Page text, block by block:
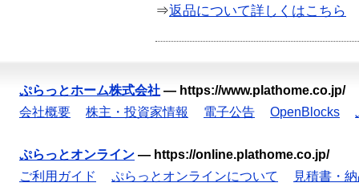
⇒返品について詳しくはこちら
ぷらっとホーム株式会社 — https://www.plathome.co.jp/
会社概要
株主・投資家情報 電子公告 OpenBlocks
ぷらっとオンライン — https://online.plathome.co.jp/
ご利用ガイド
ぷらっとオンラインについて
見積書・